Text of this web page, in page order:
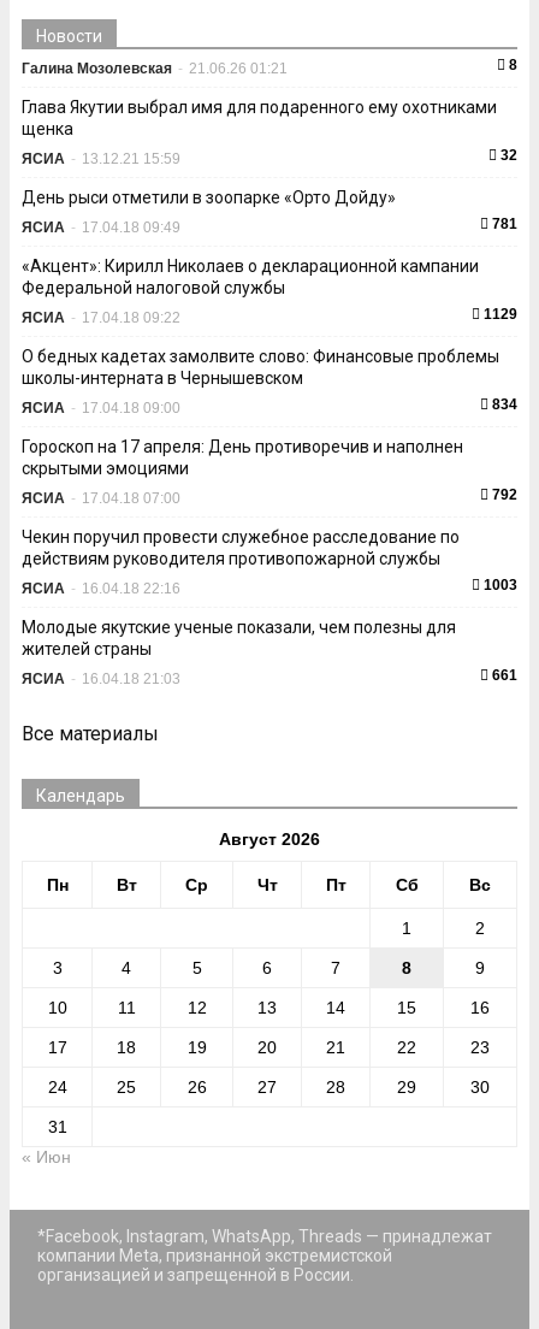
Новости
Галина Мозолевская - 21.06.26 01:21 8
Глава Якутии выбрал имя для подаренного ему охотниками
щенка
ЯСИА - 13.12.21 15:59 32
День рыси отметили в зоопарке «Орто Дойду»
ЯСИА - 17.04.18 09:49 781
«Акцент»: Кирилл Николаев о декларационной кампании
Федеральной налоговой службы
ЯСИА - 17.04.18 09:22 1129
О бедных кадетах замолвите слово: Финансовые проблемы
школы-интерната в Чернышевском
ЯСИА - 17.04.18 09:00 834
Гороскоп на 17 апреля: День противоречив и наполнен
скрытыми эмоциями
ЯСИА - 17.04.18 07:00 792
Чекин поручил провести служебное расследование по
действиям руководителя противопожарной службы
ЯСИА - 16.04.18 22:16 1003
Молодые якутские ученые показали, чем полезны для
жителей страны
ЯСИА - 16.04.18 21:03 661
Все материалы
Календарь
Август 2026
Пн Вт Ср Чт Пт Сб Вс
1 2
3 4 5 6 7 8 9
10 11 12 13 14 15 16
17 18 19 20 21 22 23
24 25 26 27 28 29 30
31
« Июн
*Facebook, Instagram, WhatsApp, Threads — принадлежат
компании Meta, признанной экстремистской
организацией и запрещенной в России.